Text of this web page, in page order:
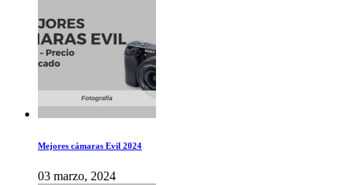
Mejores cámaras Evil 2024
03 marzo, 2024